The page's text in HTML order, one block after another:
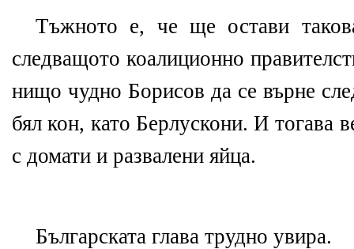
Тъжното е, че ще остави
следващото коалиционно
нищо чудно Борисов да се върне
бял кон, като Берлускони. И тогава
с домати и развалени яйца.
Българската глава трудно увира.